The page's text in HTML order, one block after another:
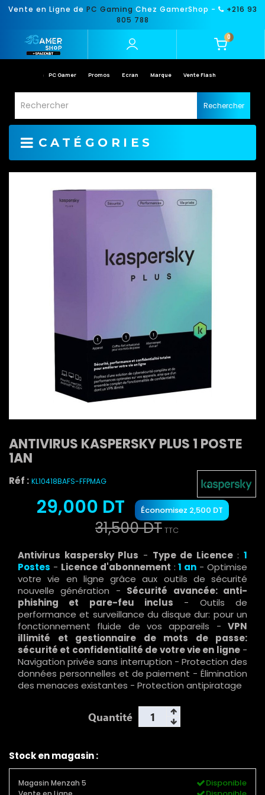
Vente en Ligne de PC Gaming Chez GamerShop -
+216 93
805 788
0
PC Gamer Promos Ecran Marque Vente Flash
Rechercher
CATÉGORIES
ANTIVIRUS KASPERSKY PLUS 1 POSTE
1AN
Réf : KL10418BAFS-FFPMAG
29,000 DT Économisez 2,500 DT
31,500 DT TTC
Antivirus kaspersky Plus - Type de Licence: 1
Postes - Licence d'abonnement : 1 an - Optimise
votre vie en ligne grâce aux outils de sécurité
nouvelle génération - Sécurité avancée: anti-
phishing et pare-feu inclus - Outils de
performance et surveillance du disque dur: pour un
fonctionnement fluide de vos appareils - VPN
illimité et gestionnaire de mots de passe:
sécurité et confidentialité de votre vie en ligne-
Navigation privée sans interruption - Protection des
données personnelles et de paiement - Élimination
des menaces existantes - Protection antipiratage
Quantité
Stock en magasin :
Magasin Menzah 5 Disponible